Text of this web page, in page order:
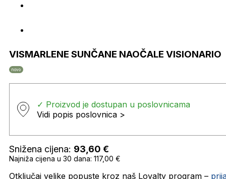
VISMARLENE SUNČANE NAOČALE VISIONARIO
novo
✓ Proizvod je dostupan u poslovnicama
Vidi popis poslovnica >
Snižena cijena: 93,60 €
Najniža cijena u 30 dana: 117,00 €
Otključaj velike popuste kroz naš Loyalty program –